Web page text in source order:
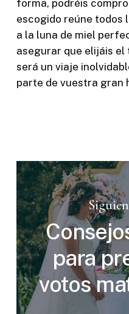
forma, podréis
escogido reúne todos
a la luna de miel
asegurar que elijáis el
será un viaje
parte de vuestra gran
para
votos